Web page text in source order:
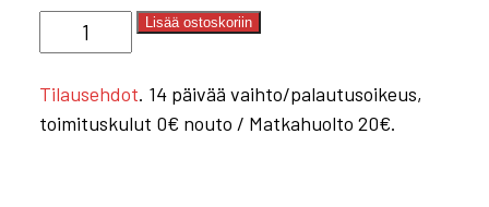
INJEKT
SAVUKAASUIMURI
Lisää ostoskoriin
Tilausehdot. 14 päivää vaihto/palautusoikeus,
toimituskulut 0€ nouto / Matkahuolto 20€.